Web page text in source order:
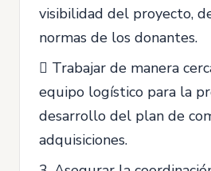
visibilidad del proyecto,
normas de los donantes.
 Trabajar de manera
equipo logístico para la
desarrollo del plan de
adquisiciones.